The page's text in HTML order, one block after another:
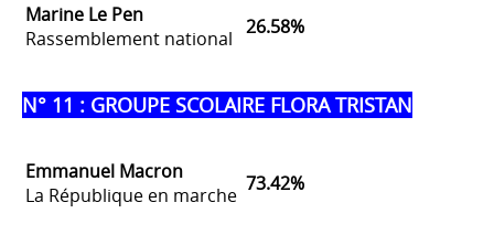
Marine Le Pen
Rassemblement national 26.58%
N° 11 : GROUPE SCOLAIRE FLORA TRISTAN
Emmanuel Macron
La République en marche 73.42%